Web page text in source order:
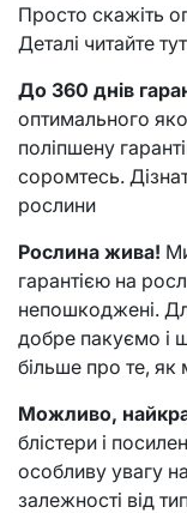
Просто скажіть
Деталі читайте
До 360 днів
оптимального
поліпшену
соромтесь.
рослини
Рослина жива!
гарантією на
непошкоджені.
добре пакуємо і
більше про те,
Можливо,
блістери і
особливу увагу
залежності від